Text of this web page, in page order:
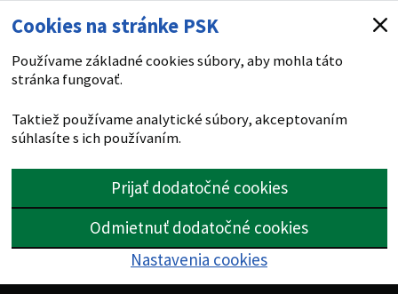
Cookies na stránke PSK
Používame základné cookies súbory, aby mohla táto
stránka fungovať.
Taktiež používame analytické súbory, akceptovaním
súhlasíte s ich používaním.
Prijať dodatočné cookies
Odmietnuť dodatočné cookies
Nastavenia cookies